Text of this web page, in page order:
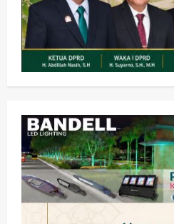
2
PANAS!
Sibar Rp 9,9
Anugerah
Jaminan Rp
wartanusa
Olahraga
Adu Taktik